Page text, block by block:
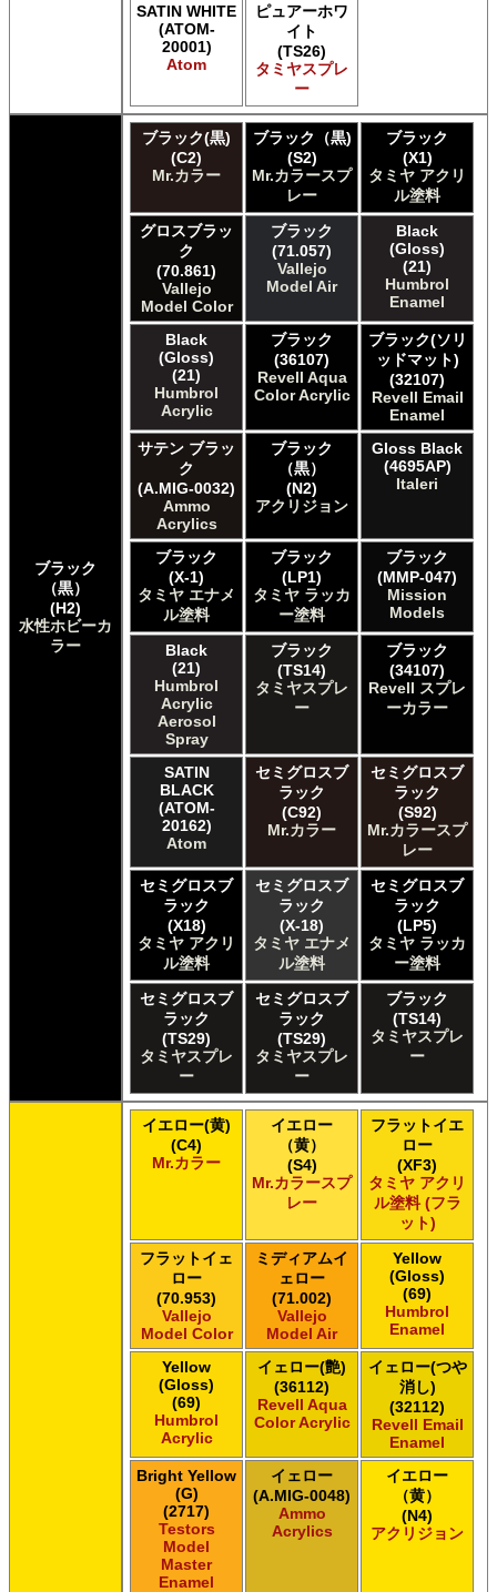
SATIN WHITE
(ATOM-
20001)
Atom
ピュアーホワ
イト
(TS26)
タミヤスプレ
ー
ブラック
（黒）
(H2)
水性ホビーカ
ラー
ブラック(黒)
(C2)
Mr.カラー
ブラック（黒)
(S2)
Mr.カラースプ
レー
ブラック
(X1)
タミヤ アクリ
ル塗料
グロスブラッ
ク
(70.861)
Vallejo
Model Color
ブラック
(71.057)
Vallejo
Model Air
Black
(Gloss)
(21)
Humbrol
Enamel
Black
(Gloss)
(21)
Humbrol
Acrylic
ブラック
(36107)
Revell Aqua
Color Acrylic
ブラック(ソリ
ッドマット)
(32107)
Revell Email
Enamel
サテン ブラッ
ク
(A.MIG-0032)
Ammo
Acrylics
ブラック
（黒）
(N2)
アクリジョン
Gloss Black
(4695AP)
Italeri
ブラック
(X-1)
タミヤ エナメ
ル塗料
ブラック
(LP1)
タミヤ ラッカ
ー塗料
ブラック
(MMP-047)
Mission
Models
Black
(21)
Humbrol
Acrylic
Aerosol
Spray
ブラック
(TS14)
タミヤスプレ
ー
ブラック
(34107)
Revell スプレ
ーカラー
SATIN
BLACK
(ATOM-
20162)
Atom
セミグロスブ
ラック
(C92)
Mr.カラー
セミグロスブ
ラック
(S92)
Mr.カラースプ
レー
セミグロスブ
ラック
(X18)
タミヤ アクリ
ル塗料
セミグロスブ
ラック
(X-18)
タミヤ エナメ
ル塗料
セミグロスブ
ラック
(LP5)
タミヤ ラッカ
ー塗料
セミグロスブ
ラック
(TS29)
タミヤスプレ
ー
セミグロスブ
ラック
(TS29)
タミヤスプレ
ー
ブラック
(TS14)
タミヤスプレ
ー
イエロー(黄)
(C4)
Mr.カラー
イエロー
（黄）
(S4)
Mr.カラースプ
レー
フラットイエ
ロー
(XF3)
タミヤ アクリ
ル塗料 (フラ
ット)
フラットイェ
ロー
(70.953)
Vallejo
Model Color
ミディアムイ
ェロー
(71.002)
Vallejo
Model Air
Yellow
(Gloss)
(69)
Humbrol
Enamel
Yellow
(Gloss)
(69)
Humbrol
Acrylic
イェロー(艶)
(36112)
Revell Aqua
Color Acrylic
イェロー(つや
消し)
(32112)
Revell Email
Enamel
Bright Yellow
(G)
(2717)
Testors
Model
Master
Enamel
イェロー
(A.MIG-0048)
Ammo
Acrylics
イエロー
（黄）
(N4)
アクリジョン